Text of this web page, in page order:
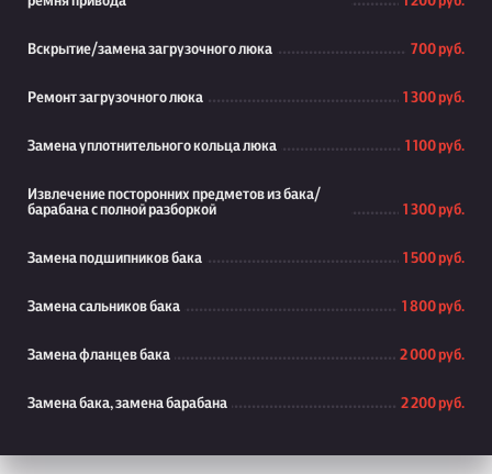
Вскрытие/замена загрузочного люка 700 руб.
Ремонт загрузочного люка 1 300 руб.
Замена уплотнительного кольца люка 1 100 руб.
Извлечение посторонних предметов из бака/
барабана с полной разборкой
1 300 руб.
Замена подшипников бака 1 500 руб.
Замена сальников бака 1 800 руб.
Замена фланцев бака 2 000 руб.
Замена бака, замена барабана 2 200 руб.